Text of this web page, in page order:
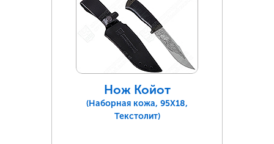
Нож Койот
(Наборная кожа, 95Х18,
Текстолит)